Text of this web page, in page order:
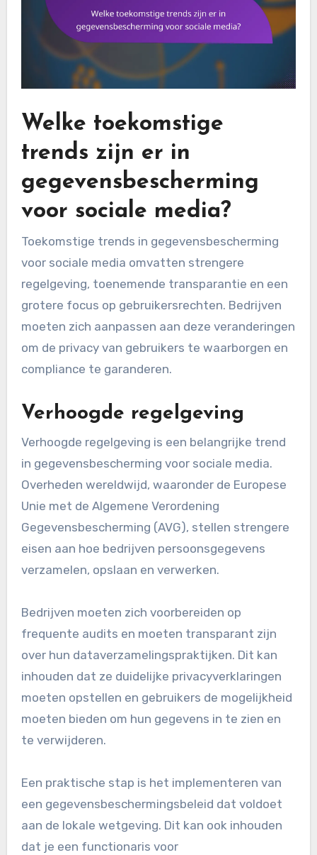
Welke toekomstige
trends zijn er in
gegevensbescherming
voor sociale media?
Toekomstige trends in gegevensbescherming
voor sociale media omvatten strengere
regelgeving, toenemende transparantie en een
grotere focus op gebruikersrechten. Bedrijven
moeten zich aanpassen aan deze veranderingen
om de privacy van gebruikers te waarborgen en
compliance te garanderen.
Verhoogde regelgeving
Verhoogde regelgeving is een belangrijke trend
in gegevensbescherming voor sociale media.
Overheden wereldwijd, waaronder de Europese
Unie met de Algemene Verordening
Gegevensbescherming (AVG), stellen strengere
eisen aan hoe bedrijven persoonsgegevens
verzamelen, opslaan en verwerken.
Bedrijven moeten zich voorbereiden op
frequente audits en moeten transparant zijn
over hun dataverzamelingspraktijken. Dit kan
inhouden dat ze duidelijke privacyverklaringen
moeten opstellen en gebruikers de mogelijkheid
moeten bieden om hun gegevens in te zien en
te verwijderen.
Een praktische stap is het implementeren van
een gegevensbeschermingsbeleid dat voldoet
aan de lokale wetgeving. Dit kan ook inhouden
dat je een functionaris voor